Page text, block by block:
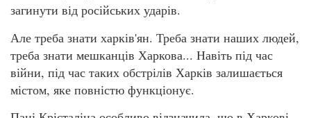
загинути від російських ударів.
Але треба знати харків'ян. Треба знати наших людей,
треба знати мешканців Харкова... Навіть під час
війни, під час таких обстрілів Харків залишається
містом, яке повністю функціонує.